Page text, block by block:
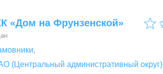
«Дом на Фрунзенской»
,
(Центральный административный округ)